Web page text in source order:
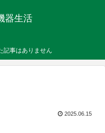
器生活
記事はありません
2025.06.15